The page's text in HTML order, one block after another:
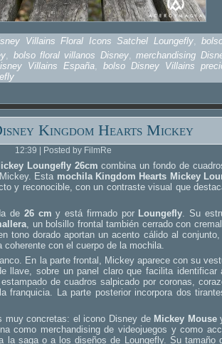
Villains Floral Icons Satchel Loungefly,
bolso floral villanos Disney,merchandising
Villains España, bolso Disney Villains
Kingdom Hearts Mickey
12:39 | Posted by FilmRe
Loungefly 26cm combina un fondo de
Esta mochila Kingdom Hearts Mickey
y reconocible, con un contraste visual que
de 26 cm y está firmado por Loungefly . Su
, un bolsillo frontal también cerrado con
tono dorado aportan un acento cálido al
con el cuerpo de la mochila.
En la parte frontal, Mickey aparece con su
llave, sobre un panel claro que facilita identificar
de cuadros salpicado por coronas,
franquicia. La parte posterior incorpora dos
muy concretas: el icono Disney de Mickey Mouse
como merchandising de videojuegos y como
la saga o a los diseños de Loungefly. Su tamaño